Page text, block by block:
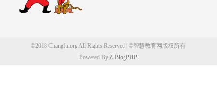
©2018 Changfu.org All Rights Reserved | ©智慧教育网版权所有
Powered ByZ-BlogPHP